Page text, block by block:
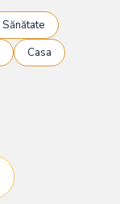
Sănătate
Casa